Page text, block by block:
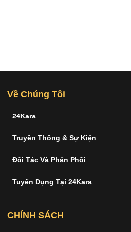
Về Chúng Tôi
24Kara
Truyền Thông & Sự Kiện
Đối Tác Và Phân Phối
Tuyển Dụng Tại 24Kara
CHÍNH SÁCH